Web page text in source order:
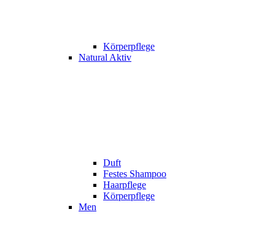
Körperpflege
Natural Aktiv
Duft
Festes Shampoo
Haarpflege
Körperpflege
Men